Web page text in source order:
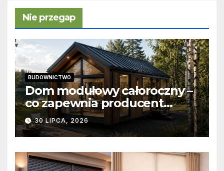
Nie przegap
BUDOWNICTWO
Dom modułowy całoroczny –
co zapewnia producent
domów modułowych?
30 LIPCA, 2026